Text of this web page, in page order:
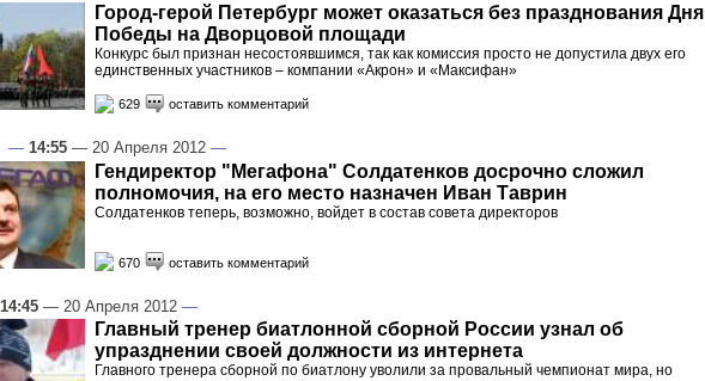
Город-герой Петербург может оказаться без празднования Дня
Победы на Дворцовой площади
Конкурс был признан несостоявшимся, так как комиссия просто не допустила двух его
единственных участников – компании «Акрон» и «Максифан»
629 оставить комментарий
— 14:55 — 20 Апреля 2012 —
Гендиректор "Мегафона" Солдатенков досрочно сложил
полномочия, на его место назначен Иван Таврин
Солдатенков теперь, возможно, войдет в состав совета директоров
670 оставить комментарий
14:45 — 20 Апреля 2012 —
Главный тренер биатлонной сборной России узнал об
упразднении своей должности из интернета
Главного тренера сборной по биатлону уволили за провальный чемпионат мира, но